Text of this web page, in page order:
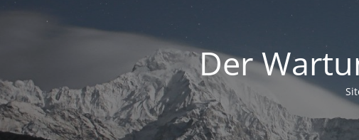
Der